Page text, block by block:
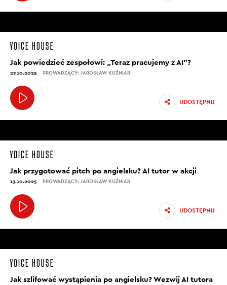
Jak powiedzieć zespołowi: „Teraz pracujemy z AI”?
27.10.2025 PROWADZĄCY: JAROSŁAW KUŹNIAR
UDOSTĘPNIJ
Jak przygotować pitch po angielsku? AI tutor w akcji
13.10.2025 PROWADZĄCY: JAROSŁAW KUŹNIAR
UDOSTĘPNIJ
Jak szlifować wystąpienia po angielsku? Wezwij AI tutora